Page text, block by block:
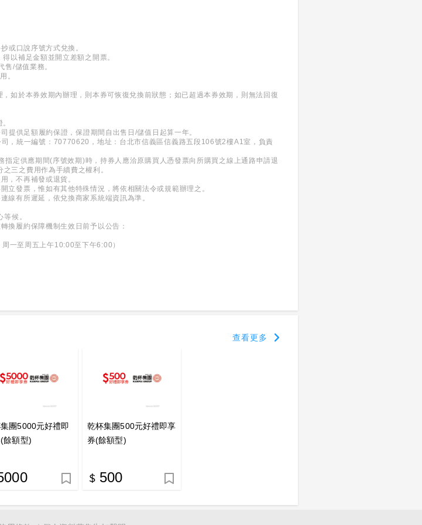
或口說序號方式兌換。
以補足金額並開立差額之開票。
/儲值業務。
。
如於本券效期內辦理，則本券可恢復兌換前狀態；如已超過本券效期，則無法回復
提供足額履約保證，保證期間自出售日/儲值日起算一年。
，統一編號：70770620，地址：台北市信義區信義路五段106號2樓A1室，負責
定供應期間(序號效期)時，持券人應洽原購買人憑發票向所購買之線上通路申請退
三之費用作為手續費之權利。
，不再補發或退貨。
立發票，惟如有其他特殊情況，將依相關法令或規範辦理之。
線有所遲延，依兌換商家系統端資訊為準。
候。
換履約保障機制生效日前予以公告：
一至周五上午10:00至下午6:00）
查看更多
團5000元好禮即
餘額型)
乾杯集團500元好禮即享
券(餘額型)
500